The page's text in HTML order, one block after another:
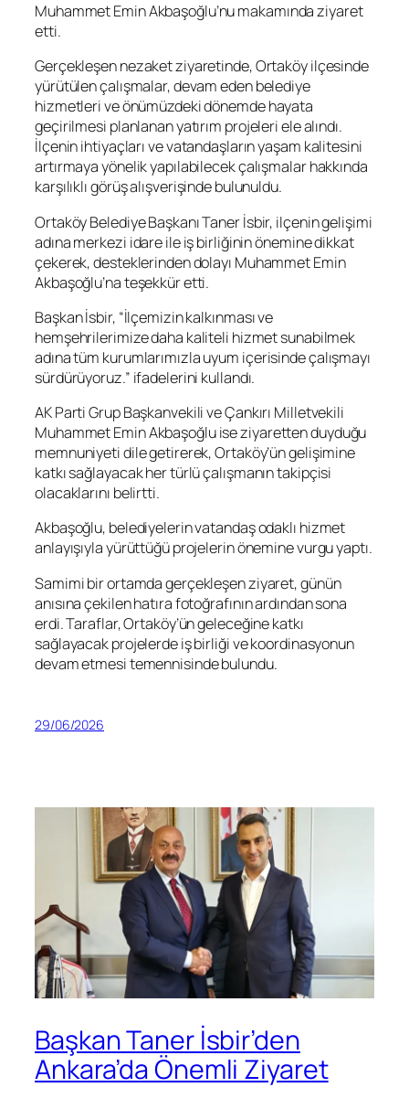
Muhammet Emin Akbaşoğlu’nu makamında ziyaret
etti.
Gerçekleşen nezaket ziyaretinde, Ortaköy ilçesinde
yürütülen çalışmalar, devam eden belediye
hizmetleri ve önümüzdeki dönemde hayata
geçirilmesi planlanan yatırım projeleri ele alındı.
İlçenin ihtiyaçları ve vatandaşların yaşam kalitesini
artırmaya yönelik yapılabilecek çalışmalar hakkında
karşılıklı görüş alışverişinde bulunuldu.
Ortaköy Belediye Başkanı Taner İsbir, ilçenin gelişimi
adına merkezi idare ile iş birliğinin önemine dikkat
çekerek, desteklerinden dolayı Muhammet Emin
Akbaşoğlu’na teşekkür etti.
Başkan İsbir, “İlçemizin kalkınması ve
hemşehrilerimize daha kaliteli hizmet sunabilmek
adına tüm kurumlarımızla uyum içerisinde çalışmayı
sürdürüyoruz.” ifadelerini kullandı.
AK Parti Grup Başkanvekili ve Çankırı Milletvekili
Muhammet Emin Akbaşoğlu ise ziyaretten duyduğu
memnuniyeti dile getirerek, Ortaköy’ün gelişimine
katkı sağlayacak her türlü çalışmanın takipçisi
olacaklarını belirtti.
Akbaşoğlu, belediyelerin vatandaş odaklı hizmet
anlayışıyla yürüttüğü projelerin önemine vurgu yaptı.
Samimi bir ortamda gerçekleşen ziyaret, günün
anısına çekilen hatıra fotoğrafının ardından sona
erdi. Taraflar, Ortaköy’ün geleceğine katkı
sağlayacak projelerde iş birliği ve koordinasyonun
devam etmesi temennisinde bulundu.
29/06/2026
Başkan Taner İsbir’den
Ankara’da Önemli Ziyaret